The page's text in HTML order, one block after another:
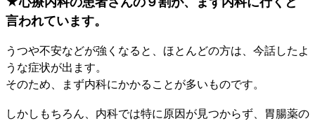
言われています。
うつや不安などが強くなると、ほとんどの方は、今話したよ
うな症状が出ます。
そのため、まず内科にかかることが多いものです。
しかしもちろん、内科では特に原因が見つからず、胃腸薬の